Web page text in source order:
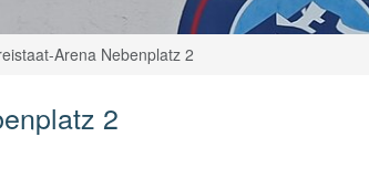
Arena Nebenplatz 2
2